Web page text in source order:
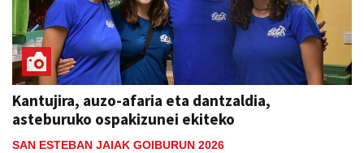
Kantujira, auzo-afaria eta dantzaldia,
asteburuko ospakizunei ekiteko
SAN ESTEBAN JAIAK GOIBURUN 2026